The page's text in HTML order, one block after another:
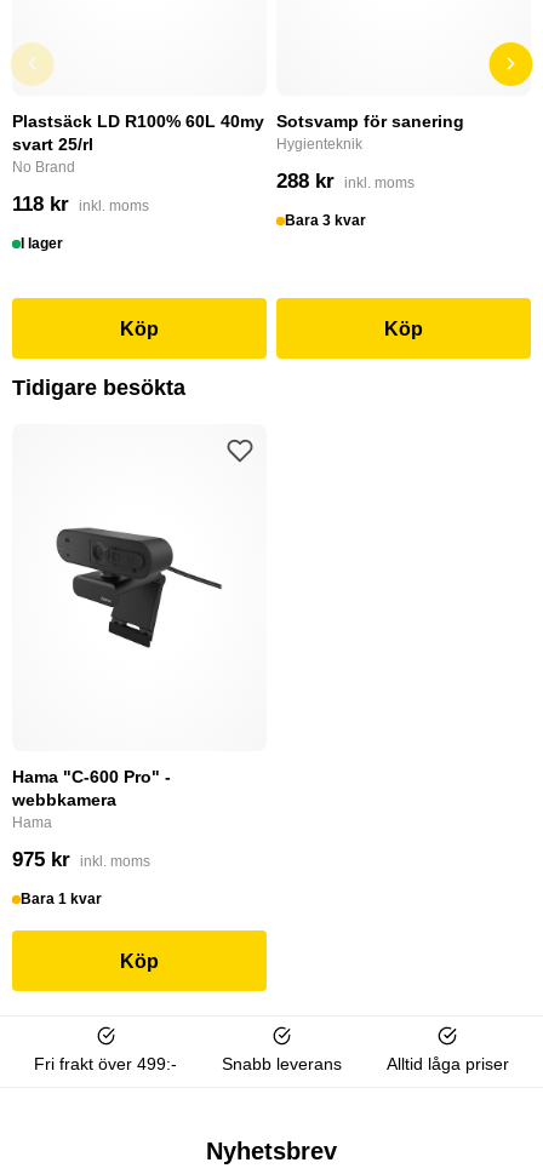
Plastsäck LD R100% 60L 40my
svart 25/rl
No Brand
118 kr inkl. moms
I lager
Köp
Sotsvamp för sanering
Hygienteknik
288 kr inkl. moms
Bara 3 kvar
Köp
Tidigare besökta
Hama "C-600 Pro" -
webbkamera
Hama
975 kr inkl. moms
Bara 1 kvar
Köp
Fri frakt över 499:- Snabb leverans Alltid låga priser
Nyhetsbrev